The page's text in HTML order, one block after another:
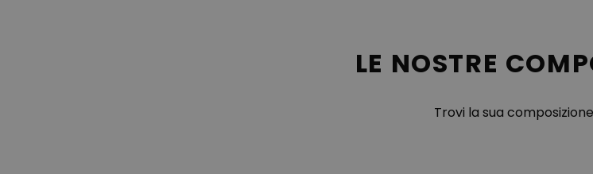
LE NOSTRE
Trovi la sua